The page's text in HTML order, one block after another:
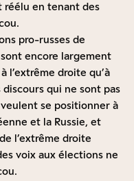
réélu en tenant des
pro-russes de
encore largement
l’extrême droite qu’à
discours qui ne sont pas
se positionner à
et la Russie, et
l’extrême droite
voix aux élections ne